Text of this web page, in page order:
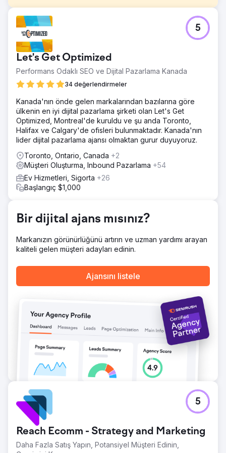
Meydan Okuma
Müşteri, şehir çapında 15'ten fazla lokasyona sahip bir
hizmet sağlayıcıdır. Potansiyel müşteri yaratmak için tüm
platformlarda çevrimiçi reklam harcamalarına aşırı miktarda
harcama yapıyorlar. Rekabet olarak büyük köpekbalıkları
var ve onlar gibi olup onlarla rekabet etmek istiyorlar.
Yaptıkları hata bu.
Onların başarısını tekrarlayarak rekabeti yenemezsiniz.
Eninde sonunda şansınız tükenecek. Onlara gerçeklik
kontrolü yapmalı ve kendilerini temsil etmelerini
hatırlatmalıydık. Benzersiz satış önerileri onlar tarafından
hiç pazarlanmadı. İşletmenin mesajlaşmasına odaklandık.
Sonuç
Mesajlaşmanın değiştirilmesi, tıklama oranlarında ve çağrı
isteklerinde önemli değişikliklere neden oldu. Tüm
platformlardan ayda 50 potansiyel müşteri elde eden
Let's Get Optimized
Performans Odaklı SEO ve Dijital Pazarlama Kanada
34 değerlendirmeler
5
Kanada'nın önde gelen markalarından bazılarına göre
ülkenin en iyi dijital pazarlama şirketi olan Let's Get
Optimized, Montreal'de kuruldu ve şu anda Toronto,
Halifax ve Calgary'de ofisleri bulunmaktadır. Kanada'nın
lider dijital pazarlama ajansı olmaktan gurur duyuyoruz.
Toronto, Ontario, Canada +2
Müşteri Oluşturma, Inbound Pazarlama +54
Ev Hizmetleri, Sigorta +26
Başlangıç $1,000
Bir dijital ajans mısınız?
Markanızın görünürlüğünü artırın ve uzman yardımı arayan
kaliteli gelen müşteri adayları edinin.
Ajansını listele
Reach Ecomm - Strategy and Marketing
Daha Fazla Satış Yapın, Potansiyel Müşteri Edinin,
5